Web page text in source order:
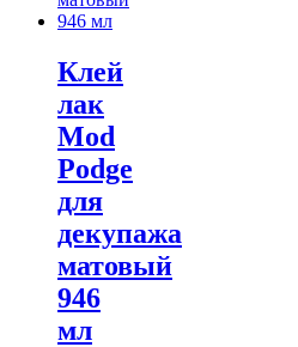
Клей
лак
Mod
Podge
для
декупажа
матовый
946
мл